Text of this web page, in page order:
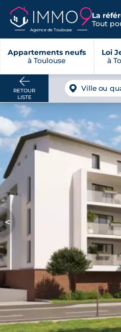
Agence de Toulouse
La
Tout
Appartements neufs
à Toulouse
Loi
à
RETOUR
LISTE
Ville ou
<